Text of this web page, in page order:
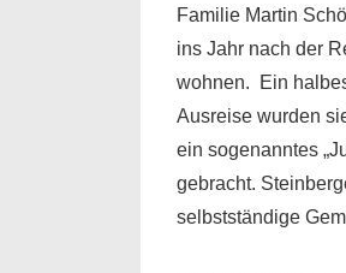
Familie Martin
ins Jahr nach der
wohnen. Ein
Ausreise wurden
ein sogenanntes
gebracht.
selbstständige